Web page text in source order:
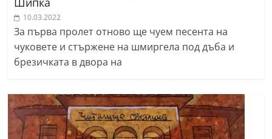
10.03.2022
За първа пролет отново ще чуем песента на
чуковете и стържене на шмиргела под дъба и
брезичката в двора на